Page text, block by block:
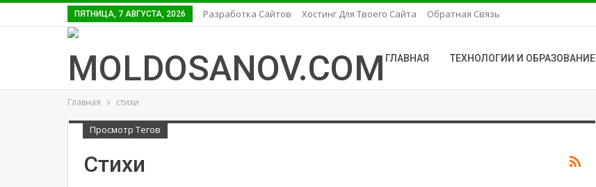
ПЯТНИЦА, 7 АВГУСТА, 2026 Разработка Сайтов Хостинг Для Твоего Сайта Обратная Связь
ГЛАВНАЯ ТЕХНОЛОГИИ И ОБРАЗОВАНИЕ
Главная стихи
Просмотр Тегов
Стихи